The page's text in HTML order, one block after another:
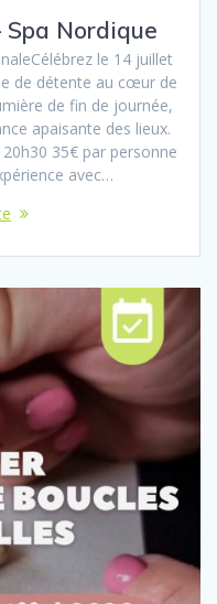
Spa Nordique
le 14 juillet
de détente au cœur de
de fin de journée,
apaisante des lieux.
35€ par personne
avec…